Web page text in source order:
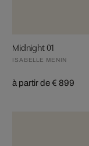
Midnight 01
ISABELLE MENIN
à partir de € 899